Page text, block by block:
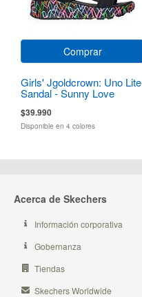
Comprar
Girls' Jgoldcrown: Uno Lite
Sandal - Sunny Love
$39.990
Disponible en 4 colores
Acerca de Skechers
Información corporativa
Gobernanza
Tiendas
Skechers Worldwide